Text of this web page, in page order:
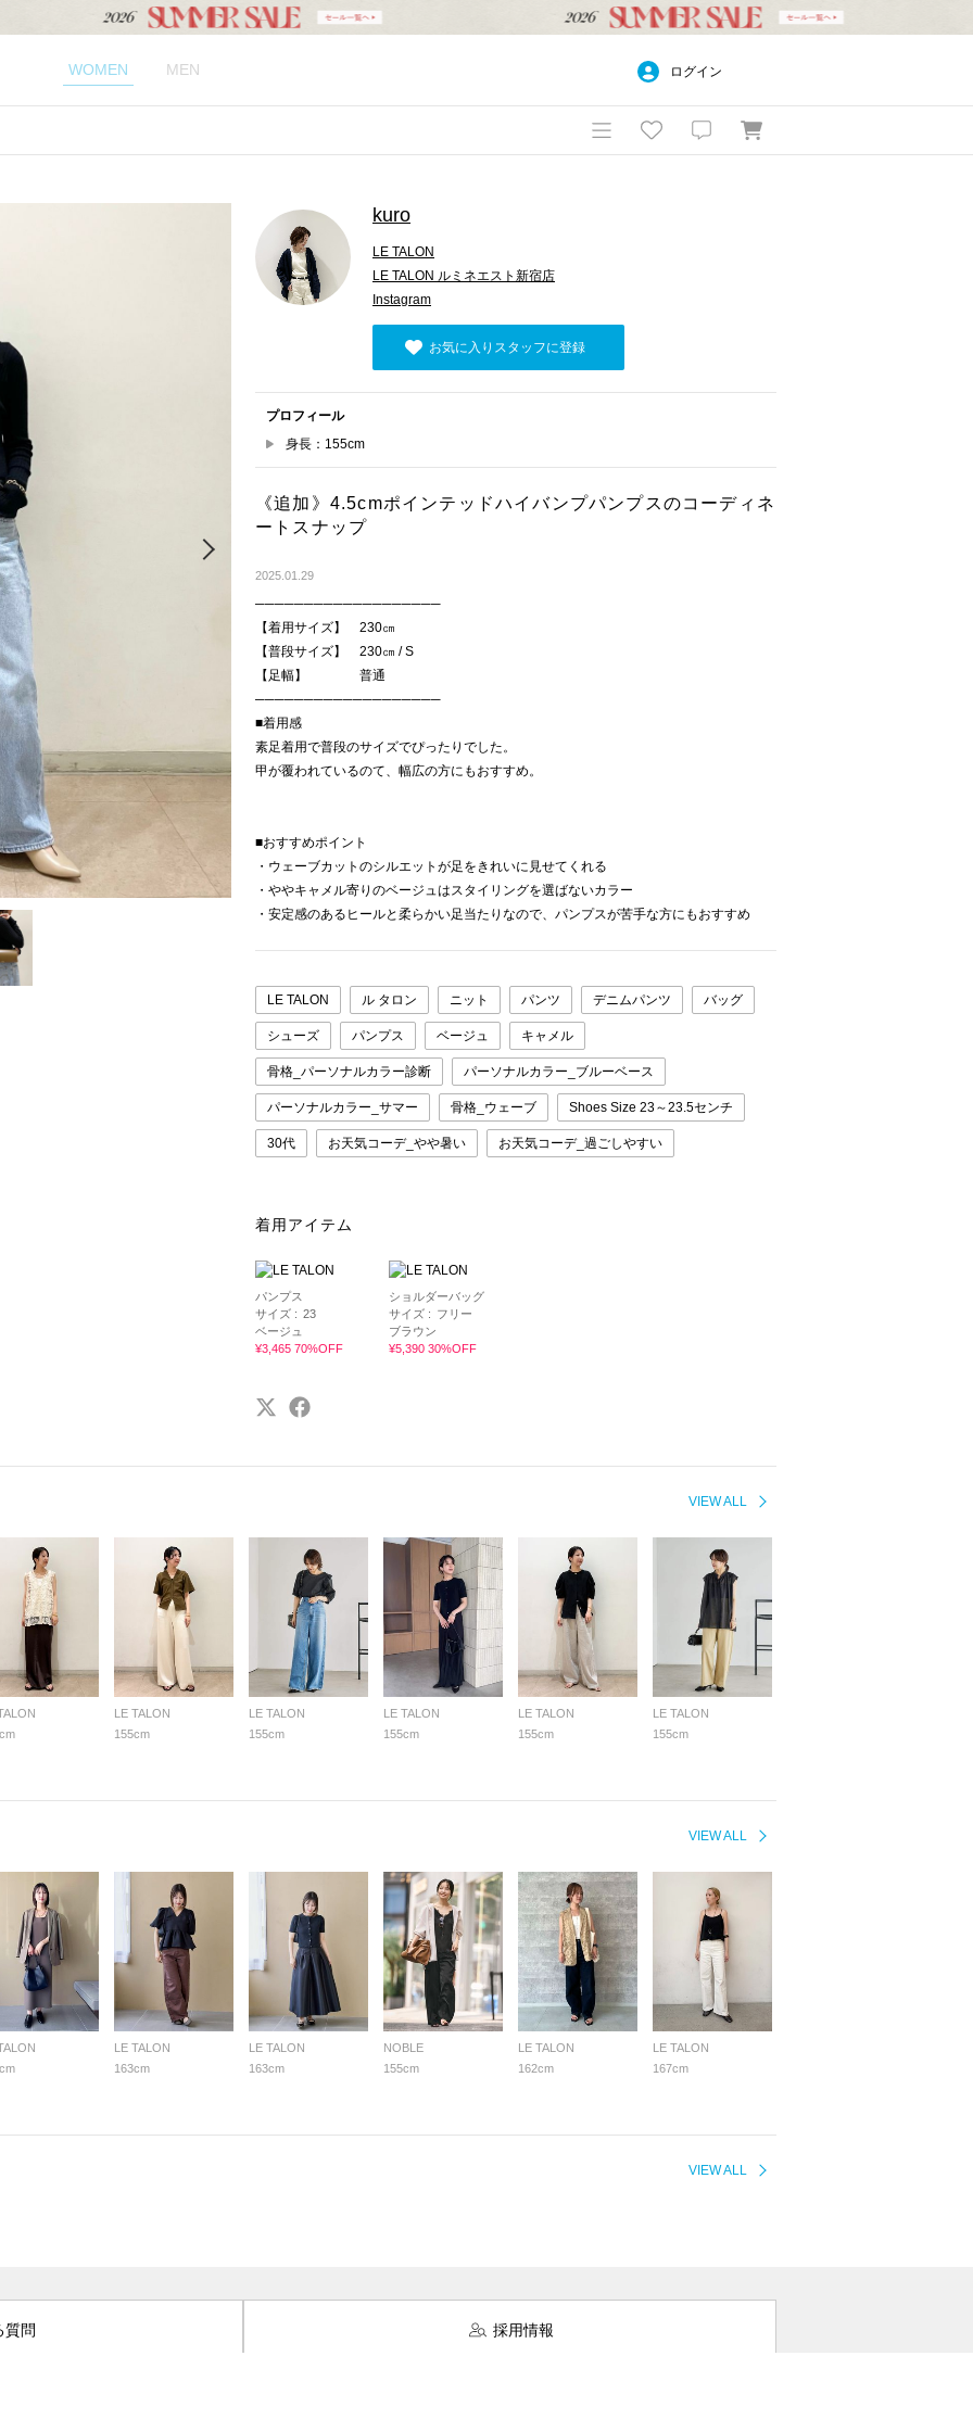
WOMEN MEN ログイン
kuro
LE TALON
LE TALON ルミネエスト新宿店
Instagram
お気に入りスタッフに登録
プロフィール
身長：155cm
《追加》4.5cmポインテッドハイバンプパンプスのコーディネ
ートスナップ
2025.01.29
───────────────────
【着用サイズ】 230㎝
【普段サイズ】 230㎝ / S
【足幅】 普通
───────────────────
■着用感
素足着用で普段のサイズでぴったりでした。
甲が覆われているのて、幅広の方にもおすすめ。
■おすすめポイント
・ウェーブカットのシルエットが足をきれいに見せてくれる
・ややキャメル寄りのベージュはスタイリングを選ばないカラー
・安定感のあるヒールと柔らかい足当たりなので、パンプスが苦手な方にもおすすめ
LE TALON ル タロン ニット パンツ デニムパンツ バッグ
シューズ パンプス ベージュ キャメル
骨格_パーソナルカラー診断 パーソナルカラー_ブルーベース
パーソナルカラー_サマー 骨格_ウェーブ Shoes Size 23～23.5センチ
30代 お天気コーデ_やや暑い お天気コーデ_過ごしやすい
着用アイテム
パンプス
サイズ : 23
ベージュ
¥3,465 70%OFF
ショルダーバッグ
サイズ : フリー
ブラウン
¥5,390 30%OFF
VIEW ALL
LE TALON
155cm
LE TALON
155cm
LE TALON
155cm
LE TALON
155cm
LE TALON
155cm
VIEW ALL
LE TALON
163cm
LE TALON
163cm
NOBLE
155cm
LE TALON
162cm
LE TALON
167cm
VIEW ALL
質問 採用情報